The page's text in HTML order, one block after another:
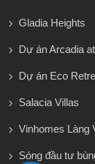
Gladia Heights
Dự án Arcadia
Dự án Eco
Salacia Villas
Vinhomes Làng
Sóng đầu tư